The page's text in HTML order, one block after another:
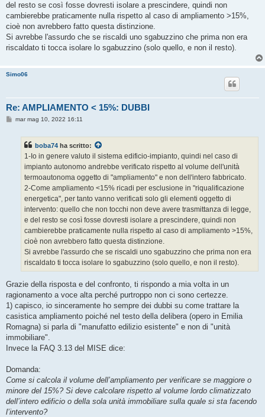
del resto se così fosse dovresti isolare a prescindere, quindi non
cambierebbe praticamente nulla rispetto al caso di ampliamento >15%,
cioè non avrebbero fatto questa distinzione.
Si avrebbe l'assurdo che se riscaldi uno sgabuzzino che prima non era
riscaldato ti tocca isolare lo sgabuzzino (solo quello, e non il resto).
Simo06
Re: AMPLIAMENTO < 15%: DUBBI
Mmar mag 10, 2022 16:11
boba74 ha scritto:
1-Io in genere valuto il sistema edificio-impianto, quindi nel caso di
impianto autonomo andrebbe verificato rispetto al volume dell'unità
termoautonoma oggetto di "ampliamento" e non dell'intero fabbricato.
2-Come ampliamento <15% ricadi per esclusione in "riqualificazione
energetica", per tanto vanno verificati solo gli elementi oggetto di
intervento: quello che non tocchi non deve avere trasmittanza di legge,
e del resto se così fosse dovresti isolare a prescindere, quindi non
cambierebbe praticamente nulla rispetto al caso di ampliamento >15%,
cioè non avrebbero fatto questa distinzione.
Si avrebbe l'assurdo che se riscaldi uno sgabuzzino che prima non era
riscaldato ti tocca isolare lo sgabuzzino (solo quello, e non il resto).
Grazie della risposta e del confronto, ti rispondo a mia volta in un
ragionamento a voce alta perché purtroppo non ci sono certezze.
1) capisco, io sinceramente ho sempre dei dubbi su come trattare la
casistica ampliamento poiché nel testo della delibera (opero in Emilia
Romagna) si parla di "manufatto edilizio esistente" e non di "unità
immobiliare".
Invece la FAQ 3.13 del MISE dice:
Domanda:
Come si calcola il volume dell’ampliamento per verificare se maggiore o
minore del 15%? Si deve calcolare rispetto al volume lordo climatizzato
dell’intero edificio o della sola unità immobiliare sulla quale si sta facendo
l’intervento?